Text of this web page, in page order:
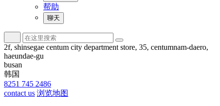
帮助
聊天
2f, shinsegae centum city department store, 35, centumnam-daero,
haeundae-gu
busan
韩国
8251 745 2486
contact us 浏览地图